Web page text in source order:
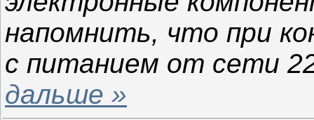
напомнить, что при
с питанием от сети
дальше »